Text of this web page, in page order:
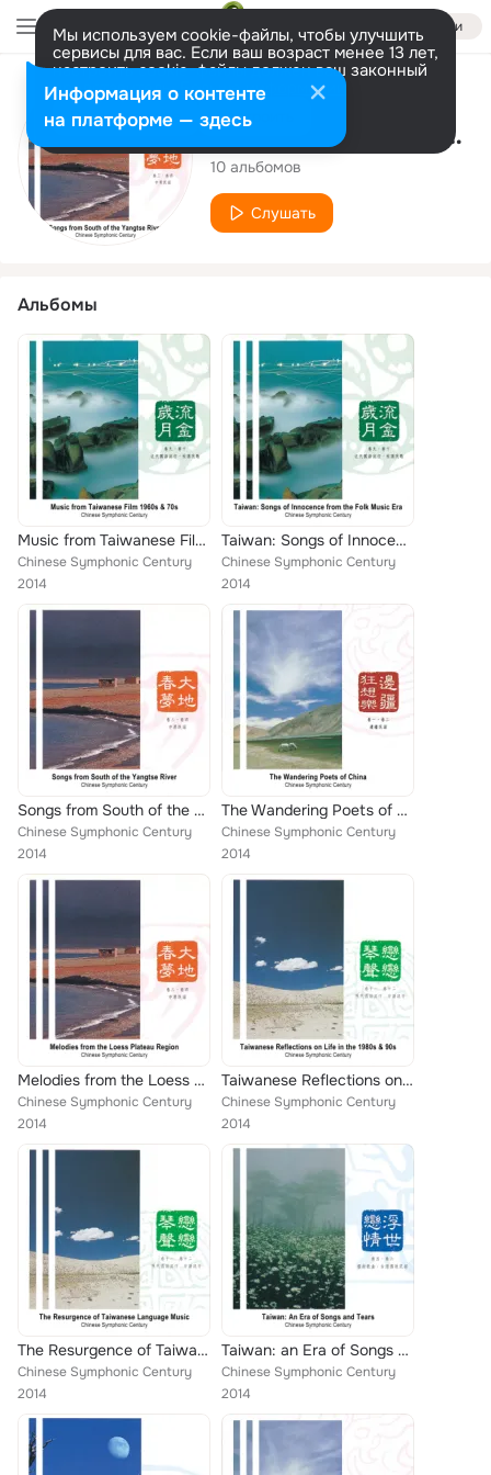
Войти
Мы используем cookie-файлы, чтобы улучшить
сервисы для вас. Если ваш возраст менее 13 лет,
настроить cookie-файлы должен ваш законный
представитель. Больше информации
Разрешить все Настроить
Исполнитель
Chinese Symphonic Century
10 альбомов
Слушать
Альбомы
Music from Taiwanese Film 1960s & 70s
Chinese Symphonic Century
2014
Taiwan: Songs of Innocence from the Folk Music Era
Chinese Symphonic Century
2014
Songs from South of the Yangtse River
Chinese Symphonic Century
2014
The Wandering Poets of China
Chinese Symphonic Century
2014
Melodies from the Loess Plateau Region
Chinese Symphonic Century
2014
Taiwanese Reflections on Life in the 1980s & 90s
Chinese Symphonic Century
2014
The Resurgence of Taiwanese Language Music
Chinese Symphonic Century
2014
Taiwan: an Era of Songs and Tears
Chinese Symphonic Century
2014
Информация о контенте
на платформе — здесь